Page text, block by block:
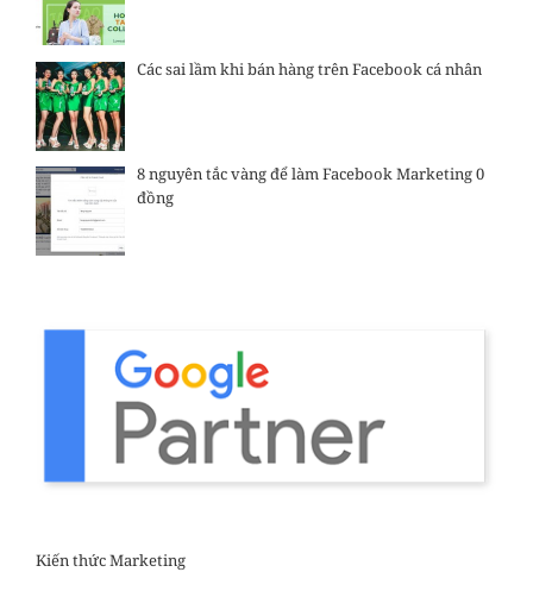
Các sai lầm khi bán hàng trên Facebook cá nhân
8 nguyên tắc vàng để làm Facebook Marketing 0
đồng
Kiến thức Marketing